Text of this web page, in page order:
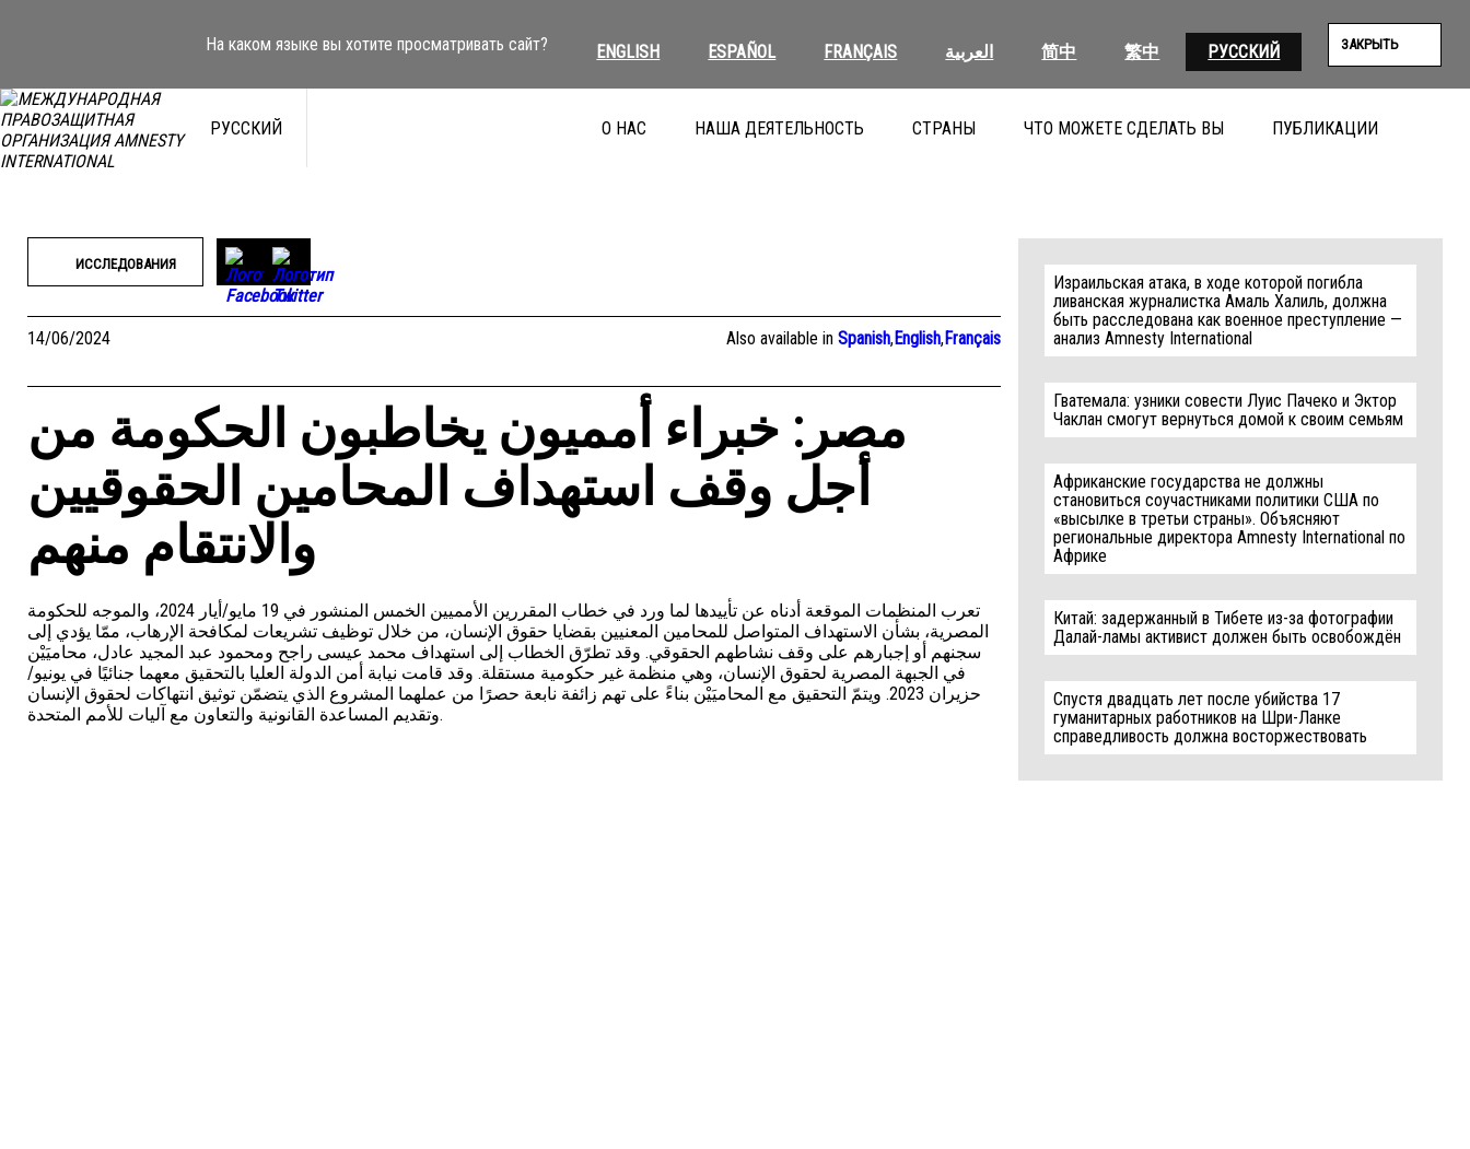
На каком языке вы хотите просматривать сайт? ENGLISH ESPAÑOL FRANÇAIS العربية 简中 繁中 РУССКИЙ ЗАКРЫТЬ
РУССКИЙ О НАС НАША ДЕЯТЕЛЬНОСТЬ СТРАНЫ ЧТО МОЖЕТЕ СДЕЛАТЬ ВЫ ПУБЛИКАЦИИ
ИССЛЕДОВАНИЯ
14/06/2024 Also available inSpanish,English,Français
مصر: خبراء أمميون يخاطبون الحكومة من
أجل وقف استهداف المحامين الحقوقيين
والانتقام منهم
تعرب المنظمات الموقعة أدناه عن تأييدها لما ورد في خطاب المقررين الأمميين الخمس المنشور في 19 مايو/أيار 2024، والموجه للحكومة
المصرية، بشأن الاستهداف المتواصل للمحامين المعنيين بقضايا حقوق الإنسان، من خلال توظيف تشريعات لمكافحة الإرهاب، ممّا يؤدي إلى
سجنهم أو إجبارهم على وقف نشاطهم الحقوقي. وقد تطرّق الخطاب إلى استهداف محمد عيسى راجح ومحمود عبد المجيد عادل، محاميَيْن
في الجبهة المصرية لحقوق الإنسان، وهي منظمة غير حكومية مستقلة. وقد قامت نيابة أمن الدولة العليا بالتحقيق معهما جنائيًا في يونيو/
حزيران 2023. ويتمّ التحقيق مع المحاميَيْن بناءً على تهم زائفة نابعة حصرًا من عملهما المشروع الذي يتضمّن توثيق انتهاكات لحقوق الإنسان
وتقديم المساعدة القانونية والتعاون مع آليات للأمم المتحدة.
Израильская атака, в ходе которой погибла
ливанская журналистка Амаль Халиль, должна
быть расследована как военное преступление —
анализ Amnesty International
Гватемала: узники совести Луис Пачеко и Эктор
Чаклан смогут вернуться домой к своим семьям
Африканские государства не должны
становиться соучастниками политики США по
«высылке в третьи страны». Объясняют
региональные директора Amnesty International по
Африке
Китай: задержанный в Тибете из-за фотографии
Далай-ламы активист должен быть освобождён
Спустя двадцать лет после убийства 17
гуманитарных работников на Шри-Ланке
справедливость должна восторжествовать